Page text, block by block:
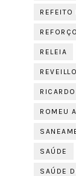
RELEIA
ROMEU
SAÚDE
SAÚDE